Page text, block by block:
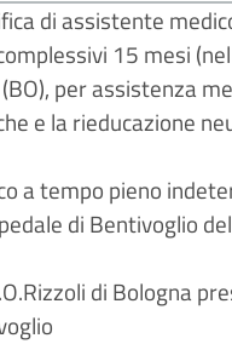
di assistente
15 mesi
per assistenza
e la rieducazione
a tempo pieno
di Bentivoglio
di Bologna